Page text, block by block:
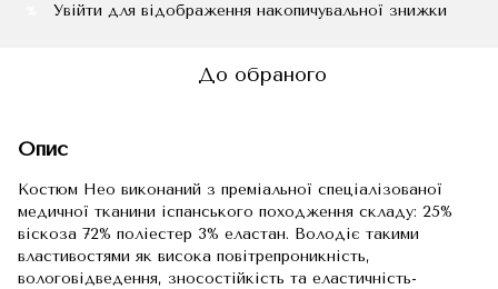
Увійти для відображення накопичувальної знижки
До обраного
Опис
Костюм Нео виконаний з преміальної спеціалізованої
медичної тканини іспанського походження складу: 25%
віскоза 72% поліестер 3% еластан. Володіє такими
властивостями як висока повітрепроникність,
вологовідведення, зносостійкість та еластичність-